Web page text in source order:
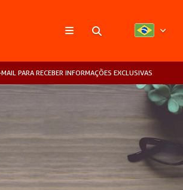
Pesquisar
PARA RECEBER INFORMAÇÕES EXCLUSIVAS